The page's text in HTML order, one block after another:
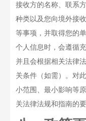
接收方的名称、联系
种类以及您向境外接
等事项，并取得您的
个人信息时，会遵循
并且会根据相关法律
关条件（如需）。对
小范围、最小影响等
关法律法规和指南的